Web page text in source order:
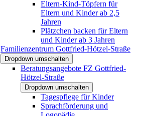
Eltern-Kind-Töpfern für
Eltern und Kinder ab 2,5
Jahren
Plätzchen backen für Eltern
und Kinder ab 3 Jahren
Familienzentrum Gottfried-Hötzel-Straße
Dropdown umschalten
Beratungsangebote FZ Gottfried-
Hötzel-Straße
Dropdown umschalten
Tagespflege für Kinder
Sprachförderung und